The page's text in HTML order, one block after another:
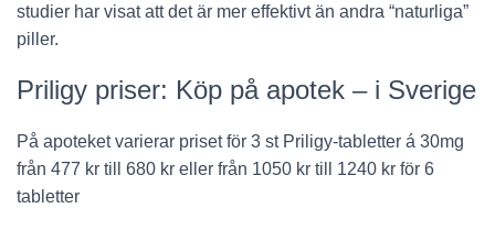
studier har visat att det är mer effektivt än andra “naturliga”
piller.
Priligy priser: Köp på apotek – i Sverige
På apoteket varierar priset för 3 st Priligy-tabletter á 30mg
från 477 kr till 680 kr eller från 1050 kr till 1240 kr för 6
tabletter